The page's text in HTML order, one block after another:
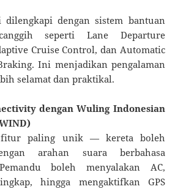
dengan sistem bantuan
seperti Lane Departure
Cruise Control, dan Automatic
Ini menjadikan pengalaman
selamat dan praktikal.
dengan Wuling Indonesian
fitur paling unik — kereta boleh
arahan suara berbahasa
boleh menyalakan AC,
hingga mengaktifkan GPS